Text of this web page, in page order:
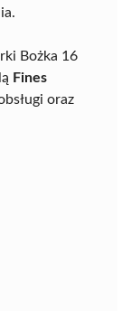
Bożka 16
Fines
oraz